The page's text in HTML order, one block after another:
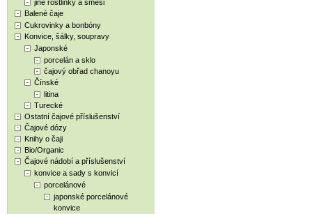
jiné rostlinky a směsi
Balené čaje
Cukrovinky a bonbóny
Konvice, šálky, soupravy
Japonské
porcelán a sklo
čajový obřad chanoyu
Čínské
litina
Turecké
Ostatní čajové příslušenství
Čajové dózy
Knihy o čaji
Bio/Organic
Čajové nádobí a příslušenství
konvice a sady s konvicí
porcelánové
japonské porcelánové
konvice